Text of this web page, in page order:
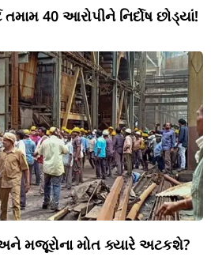
તમામ 40 આરોપીને નિર્દોષ છોડ્યાં!
મજૂરોના મોત ક્યારે અટકશે?